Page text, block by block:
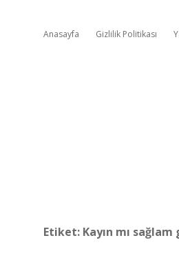
Anasayfa Gizlilik Politikası
Etiket: Kayın mı